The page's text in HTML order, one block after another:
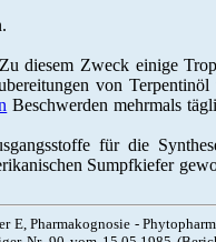
diesem Zweck einige
von
Beschwerden mehrmals
für die
Sumpfkiefer
E, Pharmakognosie -